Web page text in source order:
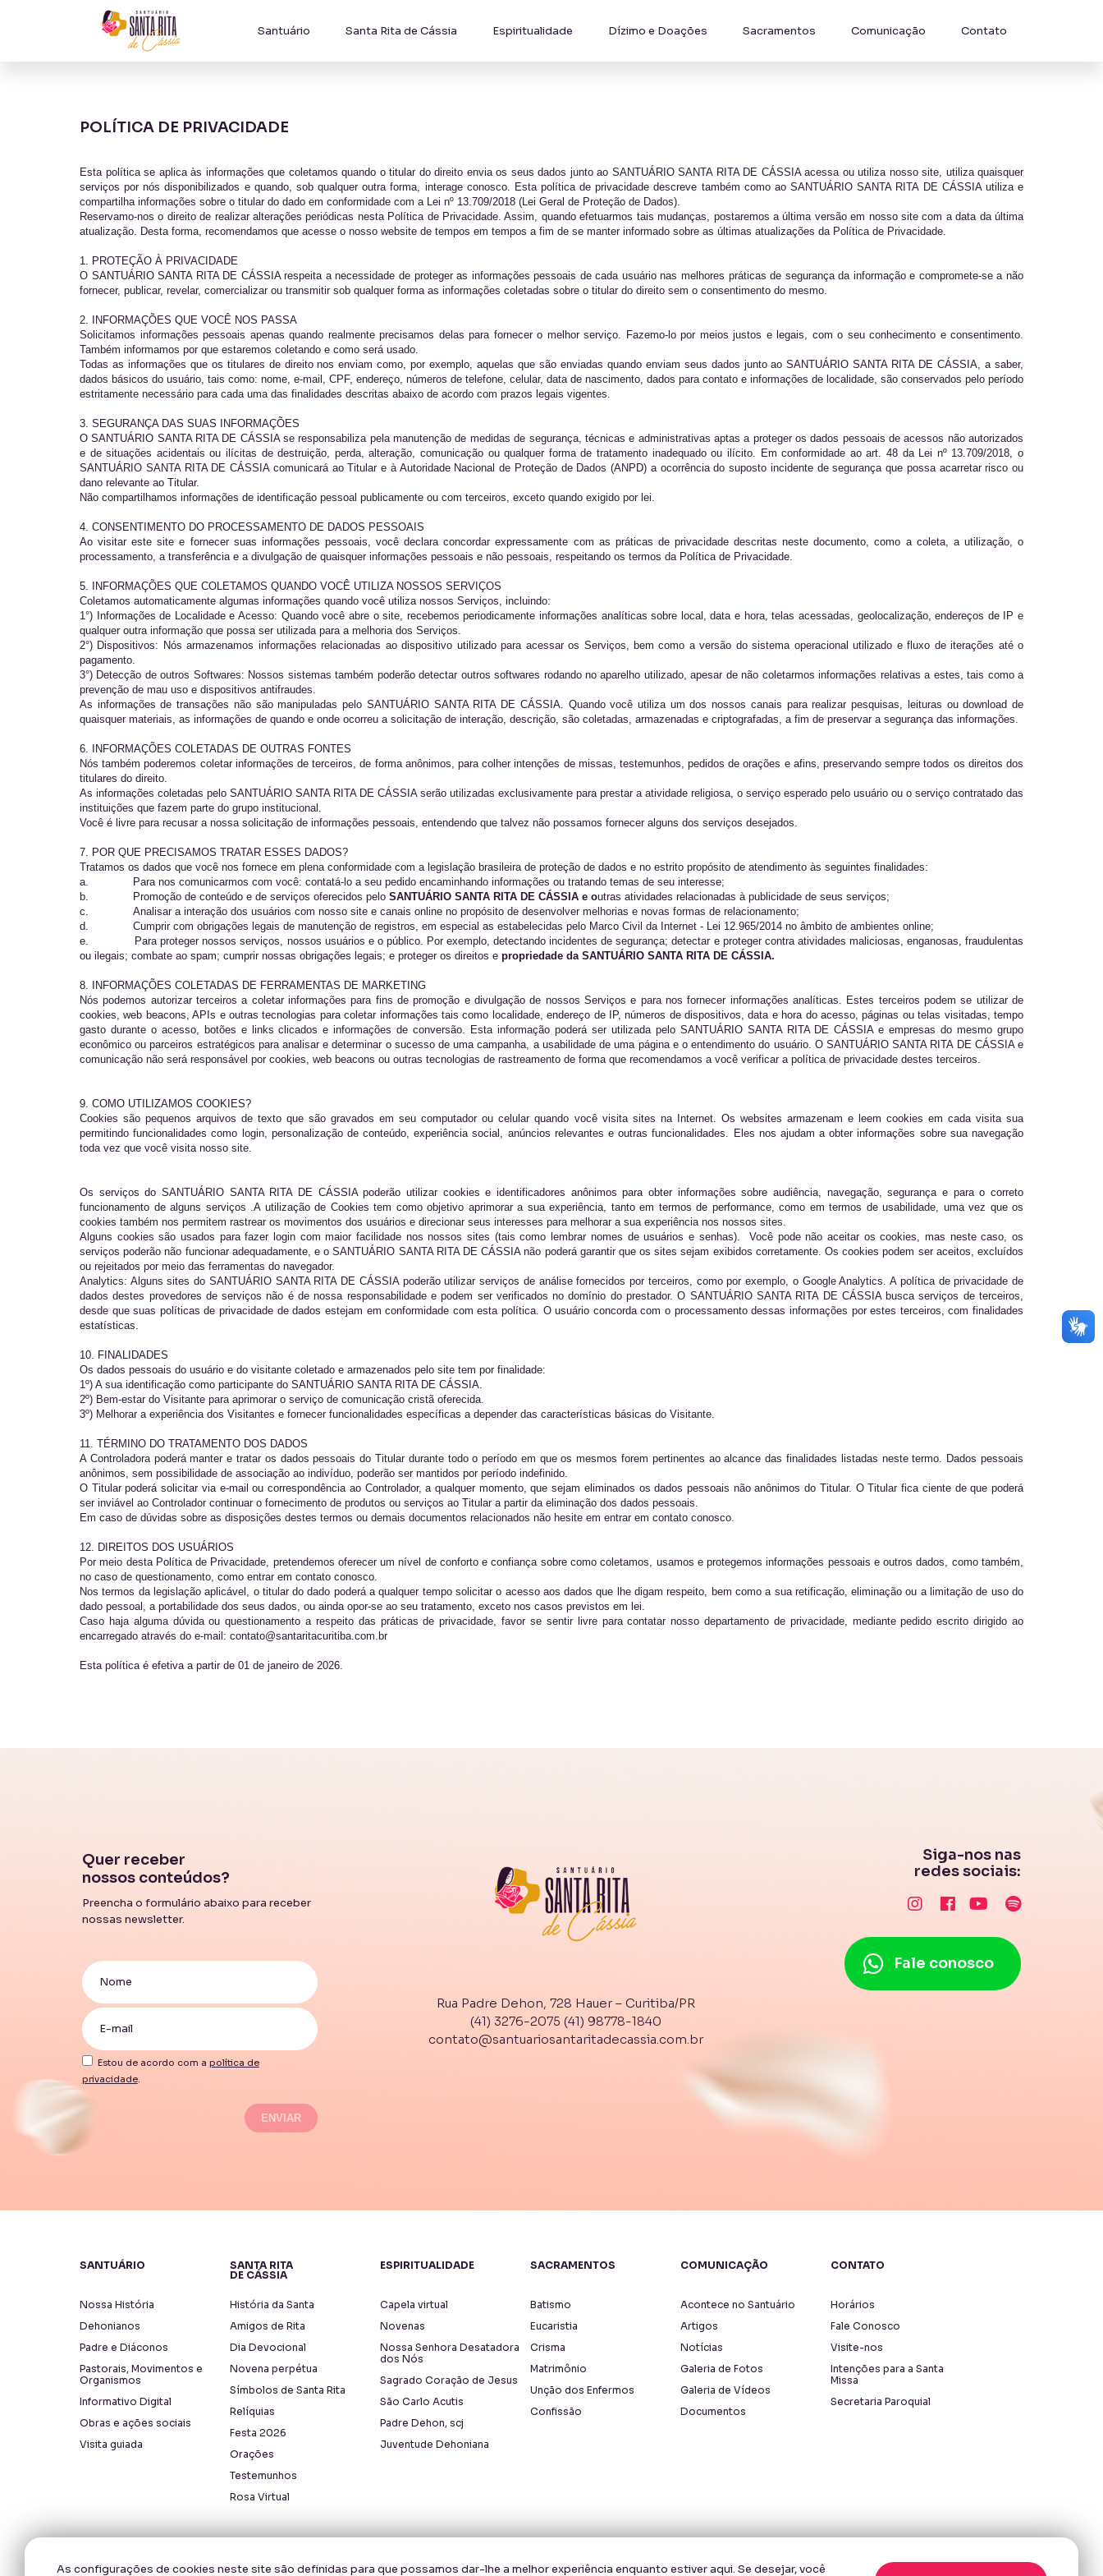
As configurações de cookies neste site são definidas para que possamos dar-lhe a melhor experiência enquanto estiver aqui. Se desejar, você
Santuário Santa Rita de Cássia Espiritualidade Dízimo e Doações Sacramentos Comunicação Contato
POLÍTICA DE PRIVACIDADE
Esta política se aplica às informações que coletamos quando o titular do direito envia os seus dados junto ao SANTUÁRIO SANTA RITA DE CÁSSIA acessa ou utiliza nosso site, utiliza quaisquer
serviços por nós disponibilizados e quando, sob qualquer outra forma, interage conosco. Esta política de privacidade descreve também como ao SANTUÁRIO SANTA RITA DE CÁSSIA utiliza e
compartilha informações sobre o titular do dado em conformidade com a Lei nº 13.709/2018 (Lei Geral de Proteção de Dados).
Reservamo-nos o direito de realizar alterações periódicas nesta Política de Privacidade. Assim, quando efetuarmos tais mudanças, postaremos a última versão em nosso site com a data da última
atualização. Desta forma, recomendamos que acesse o nosso website de tempos em tempos a fim de se manter informado sobre as últimas atualizações da Política de Privacidade.
1. PROTEÇÃO À PRIVACIDADE
O SANTUÁRIO SANTA RITA DE CÁSSIA respeita a necessidade de proteger as informações pessoais de cada usuário nas melhores práticas de segurança da informação e compromete-se a não
fornecer, publicar, revelar, comercializar ou transmitir sob qualquer forma as informações coletadas sobre o titular do direito sem o consentimento do mesmo.
2. INFORMAÇÕES QUE VOCÊ NOS PASSA
Solicitamos informações pessoais apenas quando realmente precisamos delas para fornecer o melhor serviço. Fazemo-lo por meios justos e legais, com o seu conhecimento e consentimento.
Também informamos por que estaremos coletando e como será usado.
Todas as informações que os titulares de direito nos enviam como, por exemplo, aquelas que são enviadas quando enviam seus dados junto ao SANTUÁRIO SANTA RITA DE CÁSSIA, a saber,
dados básicos do usuário, tais como: nome, e-mail, CPF, endereço, números de telefone, celular, data de nascimento, dados para contato e informações de localidade, são conservados pelo período
estritamente necessário para cada uma das finalidades descritas abaixo de acordo com prazos legais vigentes.
3. SEGURANÇA DAS SUAS INFORMAÇÕES
O SANTUÁRIO SANTA RITA DE CÁSSIA se responsabiliza pela manutenção de medidas de segurança, técnicas e administrativas aptas a proteger os dados pessoais de acessos não autorizados
e de situações acidentais ou ilícitas de destruição, perda, alteração, comunicação ou qualquer forma de tratamento inadequado ou ilícito. Em conformidade ao art. 48 da Lei nº 13.709/2018, o
SANTUÁRIO SANTA RITA DE CÁSSIA comunicará ao Titular e à Autoridade Nacional de Proteção de Dados (ANPD) a ocorrência do suposto incidente de segurança que possa acarretar risco ou
dano relevante ao Titular.
Não compartilhamos informações de identificação pessoal publicamente ou com terceiros, exceto quando exigido por lei.
4. CONSENTIMENTO DO PROCESSAMENTO DE DADOS PESSOAIS
Ao visitar este site e fornecer suas informações pessoais, você declara concordar expressamente com as práticas de privacidade descritas neste documento, como a coleta, a utilização, o
processamento, a transferência e a divulgação de quaisquer informações pessoais e não pessoais, respeitando os termos da Política de Privacidade.
5. INFORMAÇÕES QUE COLETAMOS QUANDO VOCÊ UTILIZA NOSSOS SERVIÇOS
Coletamos automaticamente algumas informações quando você utiliza nossos Serviços, incluindo:
1°) Informações de Localidade e Acesso: Quando você abre o site, recebemos periodicamente informações analíticas sobre local, data e hora, telas acessadas, geolocalização, endereços de IP e
qualquer outra informação que possa ser utilizada para a melhoria dos Serviços.
2°) Dispositivos: Nós armazenamos informações relacionadas ao dispositivo utilizado para acessar os Serviços, bem como a versão do sistema operacional utilizado e fluxo de iterações até o
pagamento.
3°) Detecção de outros Softwares: Nossos sistemas também poderão detectar outros softwares rodando no aparelho utilizado, apesar de não coletarmos informações relativas a estes, tais como a
prevenção de mau uso e dispositivos antifraudes.
As informações de transações não são manipuladas pelo SANTUÁRIO SANTA RITA DE CÁSSIA. Quando você utiliza um dos nossos canais para realizar pesquisas, leituras ou download de
quaisquer materiais, as informações de quando e onde ocorreu a solicitação de interação, descrição, são coletadas, armazenadas e criptografadas, a fim de preservar a segurança das informações.
6. INFORMAÇÕES COLETADAS DE OUTRAS FONTES
Nós também poderemos coletar informações de terceiros, de forma anônimos, para colher intenções de missas, testemunhos, pedidos de orações e afins, preservando sempre todos os direitos dos
titulares do direito.
As informações coletadas pelo SANTUÁRIO SANTA RITA DE CÁSSIA serão utilizadas exclusivamente para prestar a atividade religiosa, o serviço esperado pelo usuário ou o serviço contratado das
instituições que fazem parte do grupo institucional.
Você é livre para recusar a nossa solicitação de informações pessoais, entendendo que talvez não possamos fornecer alguns dos serviços desejados.
7. POR QUE PRECISAMOS TRATAR ESSES DADOS?
Tratamos os dados que você nos fornece em plena conformidade com a legislação brasileira de proteção de dados e no estrito propósito de atendimento às seguintes finalidades:
a.
Para nos comunicarmos com você: contatá-lo a seu pedido encaminhando informações ou tratando temas de seu interesse;
b.
Promoção de conteúdo e de serviços oferecidos pelo SANTUÁRIO SANTA RITA DE CÁSSIA e outras atividades relacionadas à publicidade de seus serviços;
c.
Analisar a interação dos usuários com nosso site e canais online no propósito de desenvolver melhorias e novas formas de relacionamento;
d.
Cumprir com obrigações legais de manutenção de registros, em especial as estabelecidas pelo Marco Civil da Internet - Lei 12.965/2014 no âmbito de ambientes online;
e.
Para proteger nossos serviços, nossos usuários e o público. Por exemplo, detectando incidentes de segurança; detectar e proteger contra atividades maliciosas, enganosas, fraudulentas
ou ilegais; combate ao spam; cumprir nossas obrigações legais; e proteger os direitos e propriedade da SANTUÁRIO SANTA RITA DE CÁSSIA.
8. INFORMAÇÕES COLETADAS DE FERRAMENTAS DE MARKETING
Nós podemos autorizar terceiros a coletar informações para fins de promoção e divulgação de nossos Serviços e para nos fornecer informações analíticas. Estes terceiros podem se utilizar de
cookies, web beacons, APIs e outras tecnologias para coletar informações tais como localidade, endereço de IP, números de dispositivos, data e hora do acesso, páginas ou telas visitadas, tempo
gasto durante o acesso, botões e links clicados e informações de conversão. Esta informação poderá ser utilizada pelo SANTUÁRIO SANTA RITA DE CÁSSIA e empresas do mesmo grupo
econômico ou parceiros estratégicos para analisar e determinar o sucesso de uma campanha, a usabilidade de uma página e o entendimento do usuário. O SANTUÁRIO SANTA RITA DE CÁSSIA e
comunicação não será responsável por cookies, web beacons ou outras tecnologias de rastreamento de forma que recomendamos a você verificar a política de privacidade destes terceiros.
9. COMO UTILIZAMOS COOKIES?
Cookies são pequenos arquivos de texto que são gravados em seu computador ou celular quando você visita sites na Internet. Os websites armazenam e leem cookies em cada visita sua
permitindo funcionalidades como login, personalização de conteúdo, experiência social, anúncios relevantes e outras funcionalidades. Eles nos ajudam a obter informações sobre sua navegação
toda vez que você visita nosso site.
Os serviços do SANTUÁRIO SANTA RITA DE CÁSSIA poderão utilizar cookies e identificadores anônimos para obter informações sobre audiência, navegação, segurança e para o correto
funcionamento de alguns serviços .A utilização de Cookies tem como objetivo aprimorar a sua experiência, tanto em termos de performance, como em termos de usabilidade, uma vez que os
cookies também nos permitem rastrear os movimentos dos usuários e direcionar seus interesses para melhorar a sua experiência nos nossos sites.
Alguns cookies são usados para fazer login com maior facilidade nos nossos sites (tais como lembrar nomes de usuários e senhas). Você pode não aceitar os cookies, mas neste caso, os
serviços poderão não funcionar adequadamente, e o SANTUÁRIO SANTA RITA DE CÁSSIA não poderá garantir que os sites sejam exibidos corretamente. Os cookies podem ser aceitos, excluídos
ou rejeitados por meio das ferramentas do navegador.
Analytics: Alguns sites do SANTUÁRIO SANTA RITA DE CÁSSIA poderão utilizar serviços de análise fornecidos por terceiros, como por exemplo, o Google Analytics. A política de privacidade de
dados destes provedores de serviços não é de nossa responsabilidade e podem ser verificados no domínio do prestador. O SANTUÁRIO SANTA RITA DE CÁSSIA busca serviços de terceiros,
desde que suas políticas de privacidade de dados estejam em conformidade com esta política. O usuário concorda com o processamento dessas informações por estes terceiros, com finalidades
estatísticas.
10. FINALIDADES
Os dados pessoais do usuário e do visitante coletado e armazenados pelo site tem por finalidade:
1º) A sua identificação como participante do SANTUÁRIO SANTA RITA DE CÁSSIA.
2º) Bem-estar do Visitante para aprimorar o serviço de comunicação cristã oferecida.
3º) Melhorar a experiência dos Visitantes e fornecer funcionalidades específicas a depender das características básicas do Visitante.
11. TÉRMINO DO TRATAMENTO DOS DADOS
A Controladora poderá manter e tratar os dados pessoais do Titular durante todo o período em que os mesmos forem pertinentes ao alcance das finalidades listadas neste termo. Dados pessoais
anônimos, sem possibilidade de associação ao indivíduo, poderão ser mantidos por período indefinido.
O Titular poderá solicitar via e-mail ou correspondência ao Controlador, a qualquer momento, que sejam eliminados os dados pessoais não anônimos do Titular. O Titular fica ciente de que poderá
ser inviável ao Controlador continuar o fornecimento de produtos ou serviços ao Titular a partir da eliminação dos dados pessoais.
Em caso de dúvidas sobre as disposições destes termos ou demais documentos relacionados não hesite em entrar em contato conosco.
12. DIREITOS DOS USUÁRIOS
Por meio desta Política de Privacidade, pretendemos oferecer um nível de conforto e confiança sobre como coletamos, usamos e protegemos informações pessoais e outros dados, como também,
no caso de questionamento, como entrar em contato conosco.
Nos termos da legislação aplicável, o titular do dado poderá a qualquer tempo solicitar o acesso aos dados que lhe digam respeito, bem como a sua retificação, eliminação ou a limitação de uso do
dado pessoal, a portabilidade dos seus dados, ou ainda opor-se ao seu tratamento, exceto nos casos previstos em lei.
Caso haja alguma dúvida ou questionamento a respeito das práticas de privacidade, favor se sentir livre para contatar nosso departamento de privacidade, mediante pedido escrito dirigido ao
encarregado através do e-mail: contato@santaritacuritiba.com.br
Esta política é efetiva a partir de 01 de janeiro de 2026.
Quer receber
nossos conteúdos?
Preencha o formulário abaixo para receber
nossas newsletter.
Estou de acordo com a política de
privacidade.
Rua Padre Dehon, 728 Hauer – Curitiba/PR
(41) 3276-2075 (41) 98778-1840
contato@santuariosantaritadecassia.com.br
Siga-nos nas
redes sociais:
Fale conosco
SANTUÁRIO
Nossa História
Dehonianos
Padre e Diáconos
Pastorais, Movimentos e
Organismos
Informativo Digital
Obras e ações sociais
Visita guiada
SANTA RITA
DE CÁSSIA
História da Santa
Amigos de Rita
Dia Devocional
Novena perpétua
Símbolos de Santa Rita
Relíquias
Festa 2026
Orações
Testemunhos
Rosa Virtual
ESPIRITUALIDADE
Capela virtual
Novenas
Nossa Senhora Desatadora
dos Nós
Sagrado Coração de Jesus
São Carlo Acutis
Padre Dehon, scj
Juventude Dehoniana
SACRAMENTOS
Batismo
Eucaristia
Crisma
Matrimônio
Unção dos Enfermos
Confissão
COMUNICAÇÃO
Acontece no Santuário
Artigos
Notícias
Galeria de Fotos
Galeria de Vídeos
Documentos
CONTATO
Horários
Fale Conosco
Visite-nos
Intenções para a Santa
Missa
Secretaria Paroquial